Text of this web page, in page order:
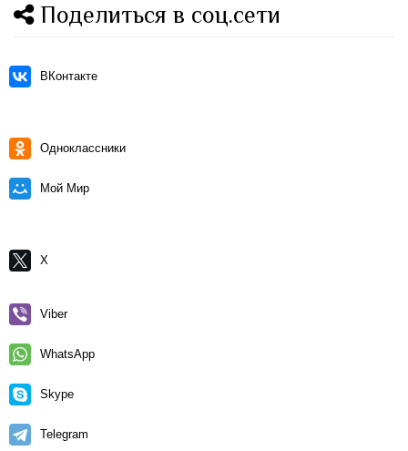
Поделиться в соц.сети
ВКонтакте
Одноклассники
Мой Мир
X
Viber
WhatsApp
Skype
Telegram